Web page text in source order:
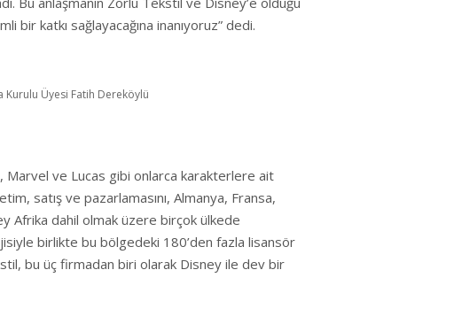
bir katkı sağlayacağına inanıyoruz” dedi.
Kurulu Üyesi Fatih Dereköylü
Marvel ve Lucas gibi onlarca karakterlere ait
satış ve pazarlamasını, Almanya, Fransa,
Afrika dahil olmak üzere birçok ülkede
birlikte bu bölgedeki 180’den fazla lisansör
bu üç firmadan biri olarak Disney ile dev bir